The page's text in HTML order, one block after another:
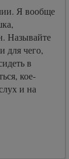
Я вообще
Называйте
для чего,
в
кое-
и на